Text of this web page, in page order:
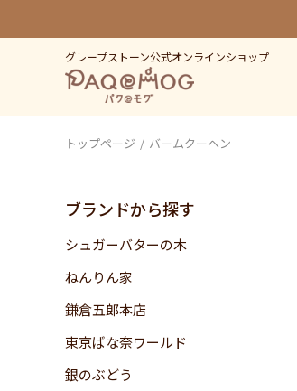
グレープストーン公式オンラインショップ
トップページ バームクーヘン
ブランドから探す
シュガーバターの木
ねんりん家
鎌倉五郎本店
東京ばな奈ワールド
銀のぶどう